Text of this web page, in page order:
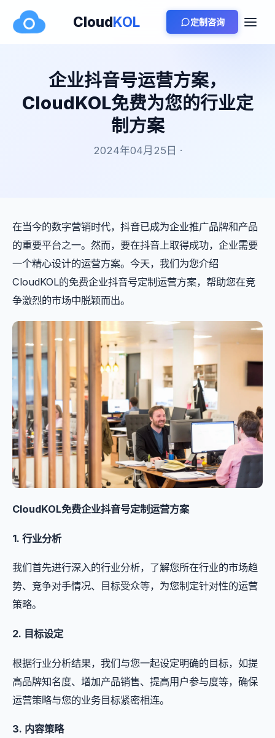
CloudKOL 定制咨询
企业抖音号运营方案，
CloudKOL免费为您的行业定
制方案
2024年04月25日 ·
在当今的数字营销时代，抖音已成为企业推广品牌和产品
的重要平台之一。然而，要在抖音上取得成功，企业需要
一个精心设计的运营方案。今天，我们为您介绍
CloudKOL的免费企业抖音号定制运营方案，帮助您在竞
争激烈的市场中脱颖而出。
CloudKOL免费企业抖音号定制运营方案
1. 行业分析
我们首先进行深入的行业分析，了解您所在行业的市场趋
势、竞争对手情况、目标受众等，为您制定针对性的运营
策略。
2. 目标设定
根据行业分析结果，我们与您一起设定明确的目标，如提
高品牌知名度、增加产品销售、提高用户参与度等，确保
运营策略与您的业务目标紧密相连。
3. 内容策略